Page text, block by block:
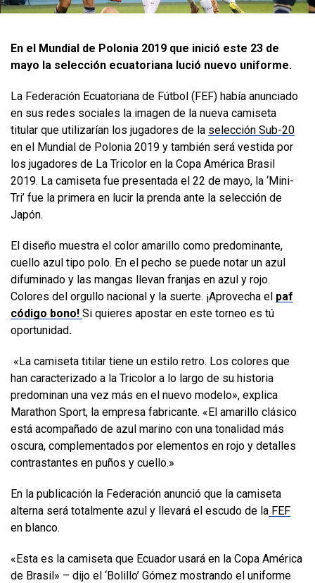
En el Mundial de Polonia 2019 que inició este 23 de
mayo la selección ecuatoriana lució nuevo uniforme.
La Federación Ecuatoriana de Fútbol (FEF) había anunciado
en sus redes sociales la imagen de la nueva camiseta
titular que utilizarían los jugadores de la selección Sub-20
en el Mundial de Polonia 2019 y también será vestida por
los jugadores de La Tricolor en la Copa América Brasil
2019. La camiseta fue presentada el 22 de mayo, la ‘Mini-
Tri’ fue la primera en lucir la prenda ante la selección de
Japón.
El diseño muestra el color amarillo como predominante,
cuello azul tipo polo. En el pecho se puede notar un azul
difuminado y las mangas llevan franjas en azul y rojo.
Colores del orgullo nacional y la suerte. ¡Aprovecha el paf
código bono! Si quieres apostar en este torneo es tú
oportunidad.
«La camiseta titilar tiene un estilo retro. Los colores que
han caracterizado a la Tricolor a lo largo de su historia
predominan una vez más en el nuevo modelo», explica
Marathon Sport, la empresa fabricante. «El amarillo clásico
está acompañado de azul marino con una tonalidad más
oscura, complementados por elementos en rojo y detalles
contrastantes en puños y cuello.»
En la publicación la Federación anunció que la camiseta
alterna será totalmente azul y llevará el escudo de la FEF
en blanco.
«Esta es la camiseta que Ecuador usará en la Copa América
de Brasil» – dijo el ‘Bolillo’ Gómez mostrando el uniforme